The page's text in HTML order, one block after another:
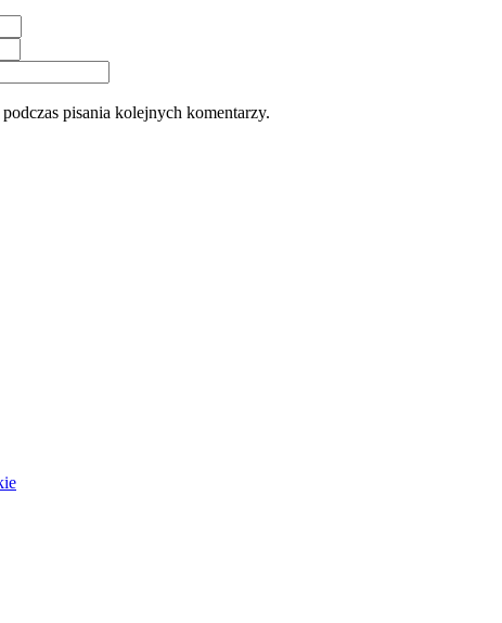
pisania kolejnych komentarzy.